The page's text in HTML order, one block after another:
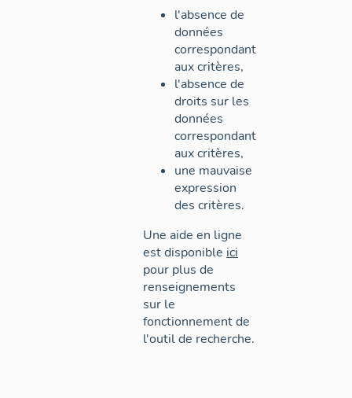
l'absence de
données
correspondant
aux critères,
l'absence de
droits sur les
données
correspondant
aux critères,
une mauvaise
expression
des critères.
Une aide en ligne
est disponible ici
pour plus de
renseignements
sur le
fonctionnement de
l'outil de recherche.